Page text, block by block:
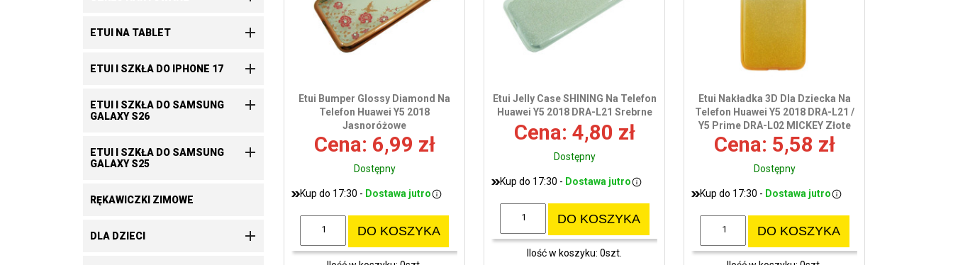
ETUI NA TABLET 
ETUI I SZKŁA DO IPHONE 17 
ETUI I SZKŁA DO SAMSUNG
GALAXY S26

ETUI I SZKŁA DO SAMSUNG
GALAXY S25

RĘKAWICZKI ZIMOWE
DLA DZIECI 
Etui Bumper Glossy Diamond Na
Telefon Huawei Y5 2018
Jasnoróżowe
Cena: 6,99 zł
Dostępny
Kup do 17:30 - Dostawa jutro
DO KOSZYKA
Etui Jelly Case SHINING Na Telefon
Huawei Y5 2018 DRA-L21 Srebrne
Cena: 4,80 zł
Dostępny
Kup do 17:30 - Dostawa jutro
DO KOSZYKA
Ilość w koszyku: 0szt.
Etui Nakładka 3D Dla Dziecka Na
Telefon Huawei Y5 2018 DRA-L21 /
Y5 Prime DRA-L02 MICKEY Złote
Cena: 5,58 zł
Dostępny
Kup do 17:30 - Dostawa jutro
DO KOSZYKA